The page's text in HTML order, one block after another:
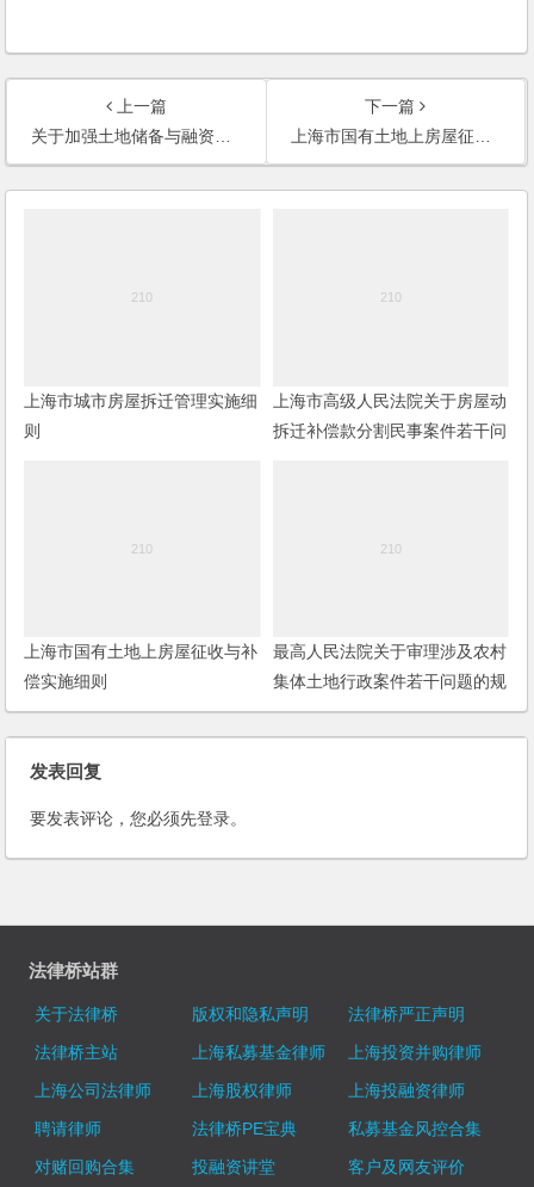
上一篇
关于加强土地储备与融资管理的通知
下一篇
上海市国有土地上房屋征收评估报告鉴定若干规定
上海市城市房屋拆迁管理实施细
则
上海市高级人民法院关于房屋动
拆迁补偿款分割民事案件若干问
上海市国有土地上房屋征收与补
偿实施细则
最高人民法院关于审理涉及农村
集体土地行政案件若干问题的规
定
发表回复
要发表评论，您必须先登录。
法律桥站群
关于法律桥 版权和隐私声明
法律桥严正声明
法律桥主站
上海私募基金律师
上海投资并购律师
上海公司法律师
上海股权律师
上海投融资律师
聘请律师
法律桥PE宝典
私募基金风控合集
对赌回购合集
投融资讲堂
客户及网友评价